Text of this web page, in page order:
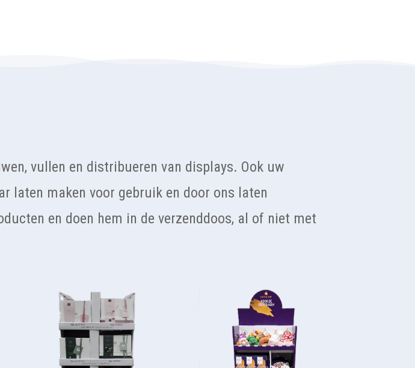
vullen en distribueren van displays. Ook uw
laten maken voor gebruik en door ons laten
en doen hem in de verzenddoos, al of niet met